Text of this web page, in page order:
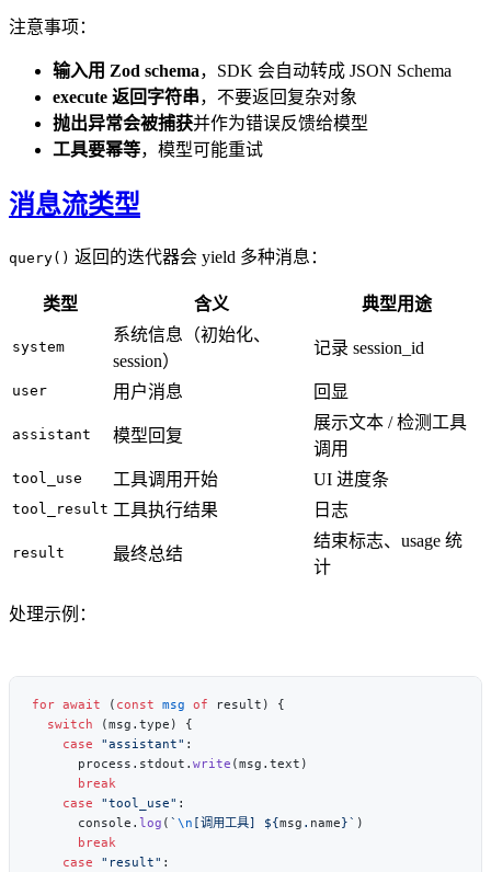
注意事项：
输入用 Zod schema，SDK 会自动转成 JSON Schema
execute 返回字符串，不要返回复杂对象
抛出异常会被捕获并作为错误反馈给模型
工具要幂等，模型可能重试
消息流类型
query() 返回的迭代器会 yield 多种消息：
类型 含义 典型用途
system
系统信息（初始化、
session）
记录 session_id
user 用户消息 回显
assistant 模型回复
展示文本 / 检测工具
调用
tool_use 工具调用开始 UI 进度条
tool_result 工具执行结果 日志
result 最终总结
结束标志、usage 统
计
处理示例：
for await ( const msg of
  switch
    case
"assistant"
      process.stdout.
write
    case
"tool_use"
      console.
log ( ` \n [调用工具] ${msg . name}`
    case
"result"